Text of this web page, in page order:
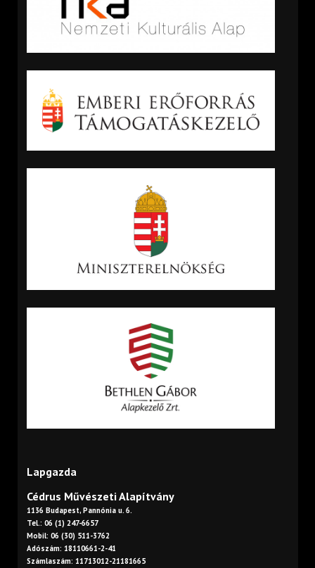
Lapgazda
Cédrus Művészeti Alapítvány
1136 Budapest, Pannónia u. 6.
Tel.: 06 (1) 247-6657
Mobil: 06 (30) 511-3762
Adószám: 18110661-2-41
Számlaszám: 11713012-21181665